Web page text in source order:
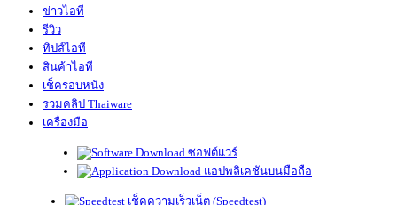
ข่าวไอที
รีวิว
ทิปส์ไอที
สินค้าไอที
เช็ครอบหนัง
รวมคลิป Thaiware
เครื่องมือ
ซอฟต์แวร์
แอปพลิเคชันบนมือถือ
เช็คความเร็วเน็ต (Speedtest)